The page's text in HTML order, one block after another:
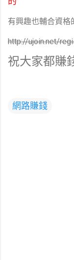
有興趣也輔合資格
http://ujoin.net/
祝大家都賺
網路賺錢